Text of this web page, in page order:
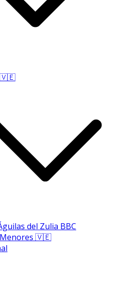
🇻🇪
del Zulia BBC
Menores 🇻🇪